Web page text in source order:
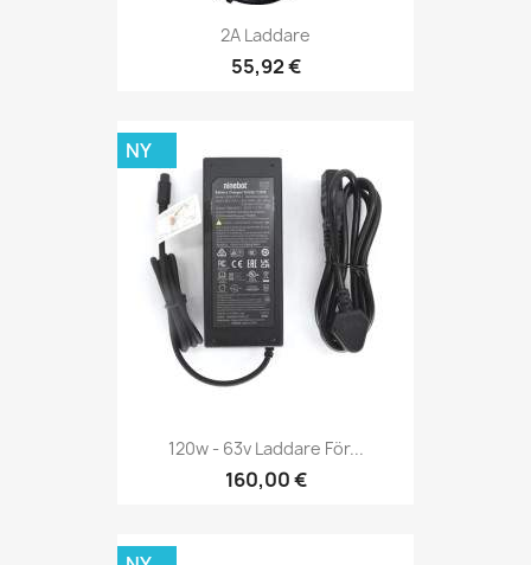
2A Laddare
55,92 €
120w - 63v Laddare För...
160,00 €
NY